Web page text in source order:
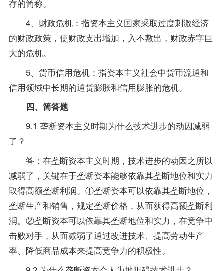
存的简称。
4、财政危机：指资本主义国家采取过度刺激经济
的财政政策 ，使财政支出增加，入不敷出，财政赤字巨
大的危机。
5、货币信用危机：指资本主义社会中货币流通和
信用领域中长期的通货膨胀和信用膨胀的危机。
四、简答题
9.1 垄断资本主义时期为什么技术进步的动因减弱
了？
答：在垄断资本主义时期，技术进步的动因之所以
减弱了，关键在于垄断资本能够依靠其垄断地位和实力
取得高额垄断利润。①垄断资本可以依靠其垄断地位，
垄断生产和销售，规定垄断价格，从而获得高额垄断利
润。②垄断资本可以依靠其垄断地位和实力，在竞争中
击败对手，从而减弱了通过改进技术、提高劳动生产
率、降低商品成本来提高竞争力的积极性。